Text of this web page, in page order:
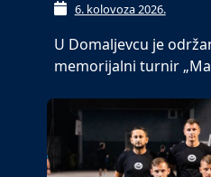
6. kolovoza 2026.
U Domaljevcu je
memorijalni turnir